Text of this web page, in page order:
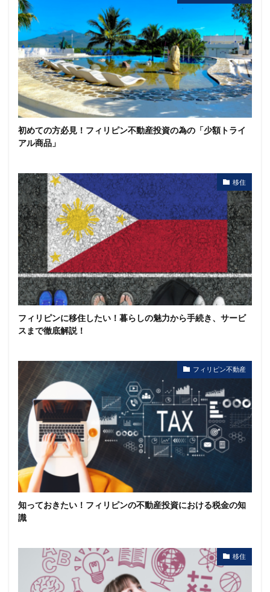
初めての方必見！フィリピン不動産投資の為の「少額トライ
アル商品」
移住
フィリピンに移住したい！暮らしの魅力から手続き、サービ
スまで徹底解説！
フィリピン不動産
知っておきたい！フィリピンの不動産投資における税金の知
識
移住